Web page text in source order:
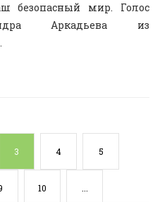
безопасный мир. Голос
Аркадьева из
3 4 5
10 ...